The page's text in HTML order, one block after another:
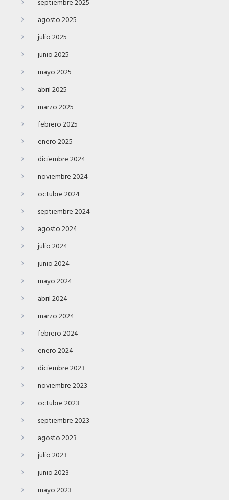
septiembre 2025
agosto 2025
julio 2025
junio 2025
mayo 2025
abril 2025
marzo 2025
febrero 2025
enero 2025
diciembre 2024
noviembre 2024
octubre 2024
septiembre 2024
agosto 2024
julio 2024
junio 2024
mayo 2024
abril 2024
marzo 2024
febrero 2024
enero 2024
diciembre 2023
noviembre 2023
octubre 2023
septiembre 2023
agosto 2023
julio 2023
junio 2023
mayo 2023